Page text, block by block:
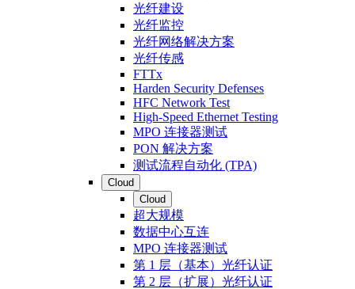
光纤建设
光纤监控
光纤网络解决方案
光纤传感
FTTx
Harden Security Defenses
HFC Network Test
High-Speed Ethernet Testing
MPO 连接器测试
PON 解决方案
测试流程自动化 (TPA)
Cloud
Cloud
超大规模
数据中心互连
MPO 连接器测试
第 1 层（基本）光纤认证
第 2 层（扩展）光纤认证